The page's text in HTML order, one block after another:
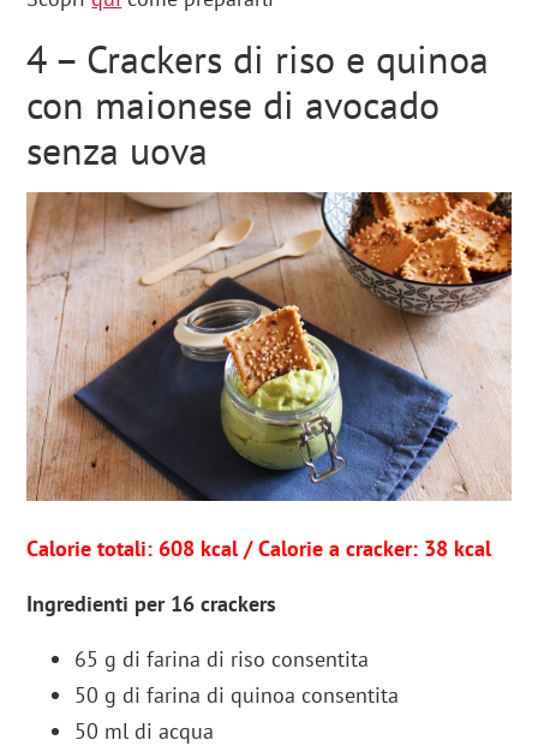
4 – Crackers di riso e quinoa
con maionese di avocado
senza uova
Calorie totali: 608 kcal / Calorie acracker: 38 kcal
Ingredienti per 16 crackers
65 g difarina di riso consentita
50 g difarina di quinoa consentita
50 ml diacqua